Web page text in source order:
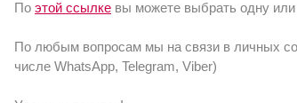
По этой ссылке вы можете выбрать одну или
По любым вопросам мы на связи в личных
числе WhatsApp, Telegram, Viber)